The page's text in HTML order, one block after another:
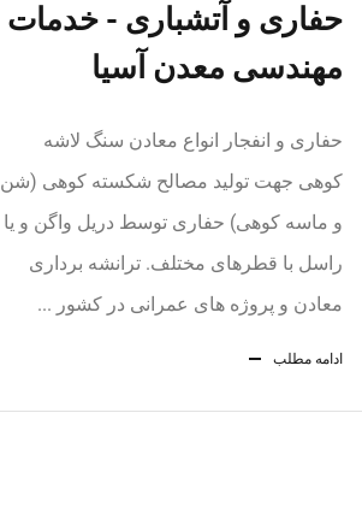
حفاری و آتشباری - خدمات
مهندسی معدن آسیا
حفاری و انفجار انواع معادن سنگ لاشه
کوهی جهت تولید مصالح شکسته کوهی (شن
و ماسه کوهی) حفاری توسط دریل واگن و یا
راسل با قطرهای مختلف. ترانشه برداری
معادن و پروژه های عمرانی در کشور ...
ادامه مطلب